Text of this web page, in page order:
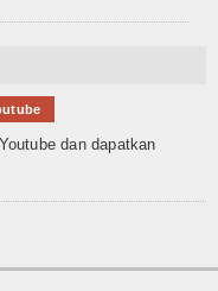
dan dapatkan